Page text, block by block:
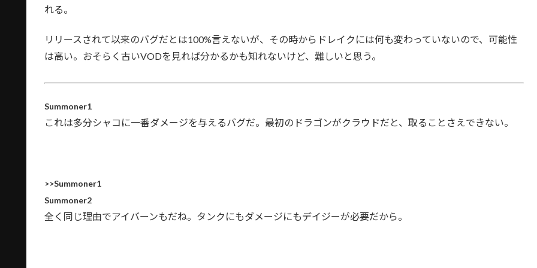
れる。
リリースされて以来のバグだとは100%言えないが、その時からドレイクには何も変わっていないので、可能性
は高い。おそらく古いVODを見れば分かるかも知れないけど、難しいと思う。
Summoner1
これは多分シャコに一番ダメージを与えるバグだ。最初のドラゴンがクラウドだと、取ることさえできない。
>>Summoner1
Summoner2
全く同じ理由でアイバーンもだね。タンクにもダメージにもデイジーが必要だから。